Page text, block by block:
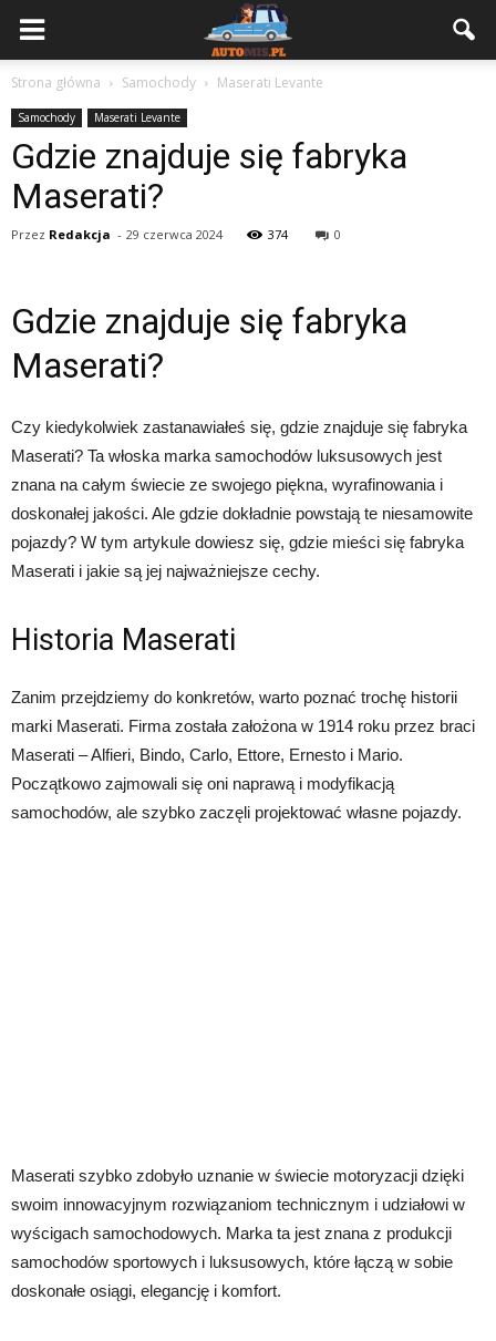
Strona główna Samochody Maserati Levante
Samochody Maserati Levante
Gdzie znajduje się fabryka
Maserati?
Przez Redakcja - 29 czerwca 2024 374 0
Gdzie znajduje się fabryka
Maserati?
Czy kiedykolwiek zastanawiałeś się, gdzie znajduje się fabryka
Maserati? Ta włoska marka samochodów luksusowych jest
znana na całym świecie ze swojego piękna, wyrafinowania i
doskonałej jakości. Ale gdzie dokładnie powstają te niesamowite
pojazdy? W tym artykule dowiesz się, gdzie mieści się fabryka
Maserati i jakie są jej najważniejsze cechy.
Historia Maserati
Zanim przejdziemy do konkretów, warto poznać trochę historii
marki Maserati. Firma została założona w 1914 roku przez braci
Maserati – Alfieri, Bindo, Carlo, Ettore, Ernesto i Mario.
Początkowo zajmowali się oni naprawą i modyfikacją
samochodów, ale szybko zaczęli projektować własne pojazdy.
Maserati szybko zdobyło uznanie w świecie motoryzacji dzięki
swoim innowacyjnym rozwiązaniom technicznym i udziałowi w
wyścigach samochodowych. Marka ta jest znana z produkcji
samochodów sportowych i luksusowych, które łączą w sobie
doskonałe osiągi, elegancję i komfort.